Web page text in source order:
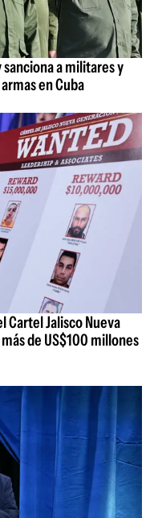
a militares y
en Cuba
Cartel Jalisco Nueva
de US$100 millones